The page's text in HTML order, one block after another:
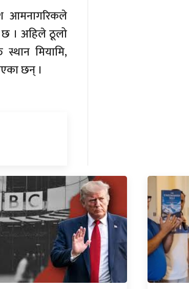
आमनागरिकले
। अहिले ठूलो
मियामि,
छन् ।